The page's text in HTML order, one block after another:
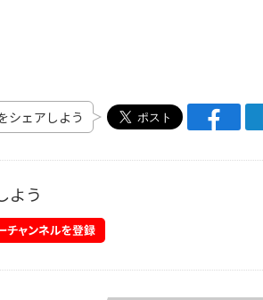
シェアしよう
よう